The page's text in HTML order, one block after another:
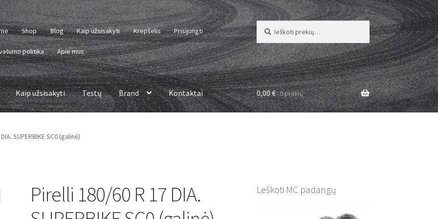
Shop Blog Kaip užsisakyti Krepšelis Prisijungti
politika Apie mus
Ieškoti:
Ieškoti
Kaip užsisakyti Testų Brand Kontaktai 0,00€ 0 prekių
SUPERBIKE SC0 (galinė)
Pirelli 180/60 R 17 DIA.
Leškoti MC padangų